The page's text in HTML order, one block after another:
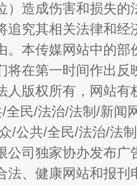
，一次搞定
）造成伤害和损失
追究其相关法律和
。本传媒网站中的
将在第一时间作出
人版权所有，网站
全民/法治/法制/新闻
/公共/全民/法治/法
公司独家协办发布
法、健康网站和报